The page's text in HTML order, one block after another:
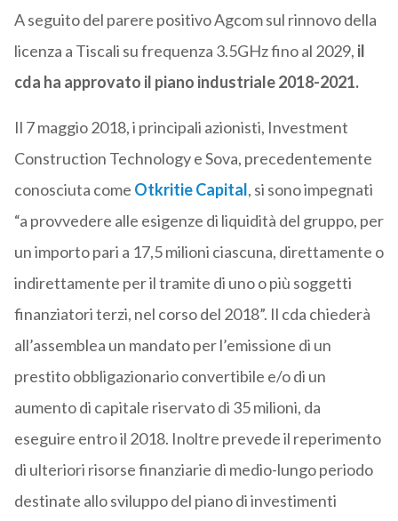
A seguito del parere positivo Agcom sul rinnovo della
licenza a Tiscali su frequenza 3.5GHz fino al 2029, il
cda ha approvato il piano industriale 2018-2021.
Il 7 maggio 2018, i principali azionisti, Investment
Construction Technology e Sova, precedentemente
conosciuta come Otkritie Capital, si sono impegnati
“a provvedere alle esigenze di liquidità del gruppo, per
un importo pari a 17,5 milioni ciascuna, direttamente o
indirettamente per il tramite di uno o più soggetti
finanziatori terzi, nel corso del 2018”. Il cda chiederà
all’assemblea un mandato per l’emissione di un
prestito obbligazionario convertibile e/o di un
aumento di capitale riservato di 35 milioni, da
eseguire entro il 2018. Inoltre prevede il reperimento
di ulteriori risorse finanziarie di medio-lungo periodo
destinate allo sviluppo del piano di investimenti